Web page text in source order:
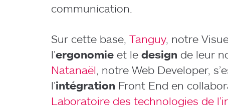
communication.
Sur cette base, Tanguy, notre
l’ergonomie et le design de leur
Natanaël , notre Web Developer,
l’intégration Front End en
Laboratoire des technologies de